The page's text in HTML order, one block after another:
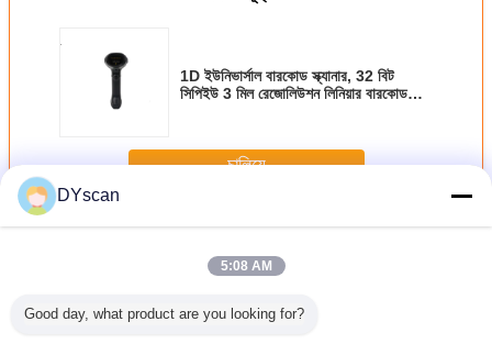
1D ইউনিভার্সাল বারকোড স্ক্যানার, 32 বিট
সিপিইউ 3 মিল রেজোলিউশন লিনিয়ার বারকোড
চালিয়ে
অধিকরেড লাইট স্ক্যানার
DYscan
5:08 AM
Good day, what product are you looking for?